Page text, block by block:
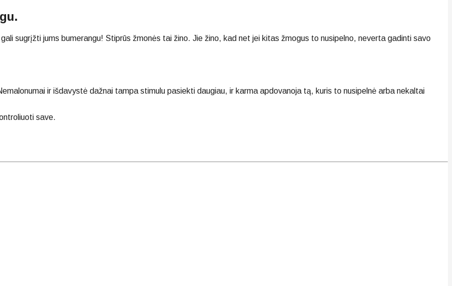
sugrįžti jums bumerangu! Stiprūs žmonės tai žino. Jie žino, kad net jei kitas žmogus to nusipelno, neverta gadinti savo
ir išdavystė dažnai tampa stimulu pasiekti daugiau, ir karma apdovanoja tą, kuris to nusipelnė arba nekaltai
save.